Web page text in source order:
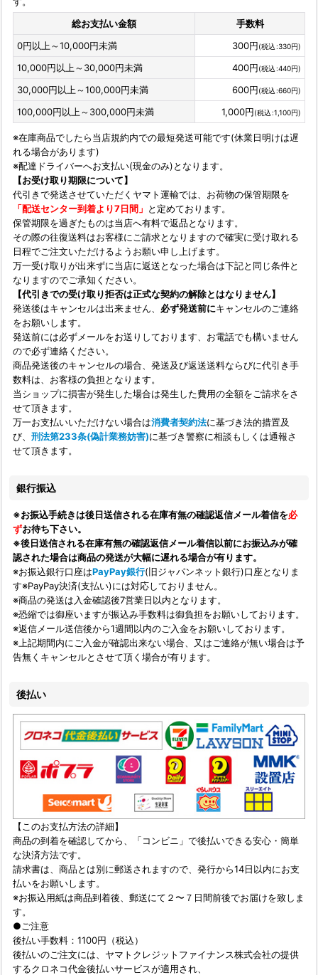
総お支払い金額
手数料
0円以上～10,000円未満 300円(税込:330円)
10,000円以上～30,000円未満 400円(税込:440円)
30,000円以上～100,000円未満 600円(税込:660円)
100,000円以上～300,000円未満 1,000円(税込:1,100円)
※在庫商品でしたら当店規約内での最短発送可能です(休業日明けは遅
れる場合があります)
※配達ドライバーへお支払い(現金のみ)となります。
【お受け取り期限について】
代引きで発送させていただくヤマト運輸では、お荷物の保管期限を
「配送センター到着より7日間」 と定めております。
保管期限を過ぎたものは当店へ有料で返品となります。
その際の往復送料はお客様にご請求となりますので確実に受け取れる
日程でご注文いただけるようお願い申し上げます。
万一受け取りが出来ずに当店に返送となった場合は下記と同じ条件と
なりますのでご承知ください。
【代引きでの受け取り拒否は正式な契約の解除とはなりません】
発送後はキャンセルは出来ません、 必ず発送前にキャンセルのご連絡
をお願いします。
発送前には必ずメールをお送りしております、お電話でも構いません
ので必ず連絡ください。
商品発送後のキャンセルの場合、発送及び返送送料ならびに代引き手
数料は、お客様の負担となります。
当ショップに損害が発生した場合は発生した費用の全額をご請求をさ
せて頂きます。
万一お支払いいただけない場合は消費者契約法に基づき法的措置及
び、 刑法第233条(偽計業務妨害)に基づき警察に相談もしくは通報さ
せて頂きます。
銀行振込
※お振込手続きは後日送信される在庫有無の確認返信メール着信を必
ずお待ち下さい。
※後日送信される在庫有無の確認返信メール着信以前にお振込みが確
認された場合は商品の発送が大幅に遅れる場合が有ります。
※お振込銀行口座はPayPay銀行(旧ジャパンネット銀行)口座となりま
す※PayPay決済(支払い)には対応しておりません。
※商品の発送は入金確認後7営業日以内となります。
※恐縮では御座いますが振込み手数料は御負担をお願いしております。
※返信メール送信後から1週間以内のご入金をお願いしております。
※上記期間内にご入金が確認出来ない場合、又はご連絡が無い場合は予
告無くキャンセルとさせて頂く場合が有ります。
後払い
【このお支払方法の詳細】
商品の到着を確認してから、「コンビニ」で後払いできる安心・簡単
な決済方法です。
請求書は、商品とは別に郵送されますので、発行から14日以内にお支
払いをお願いします。
※お振込用紙は商品到着後、郵送にて２〜７日間前後でお届けを致しま
す。
●ご注意
後払い手数料：1100円（税込）
後払いのご注文には、ヤマトクレジットファイナンス株式会社の提供
するクロネコ代金後払いサービスが適用され、